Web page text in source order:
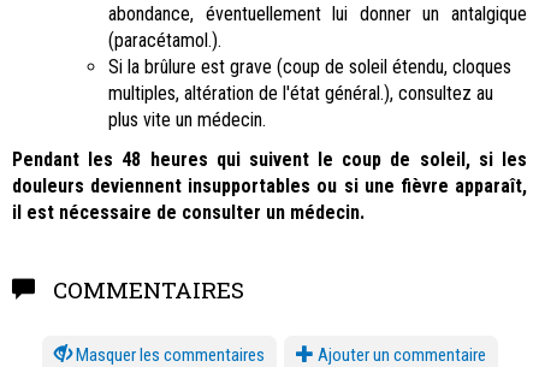
abondance, éventuellement lui donner un antalgique
(paracétamol.).
Si la brûlure est grave (coup de soleil étendu, cloques
multiples, altération de l'état général.), consultez au
plus vite un médecin.
Pendant les 48 heures qui suivent le coup de soleil, si les
douleurs deviennent insupportables ou si une fièvre apparaît,
il est nécessaire de consulter un médecin.
COMMENTAIRES
les commentaires Ajouter un commentaire